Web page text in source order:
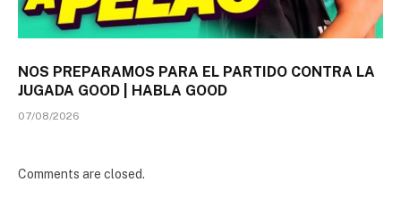
NOS PREPARAMOS PARA EL PARTIDO CONTRA LA
JUGADA GOOD | HABLA GOOD
07/08/2026
Comments are closed.